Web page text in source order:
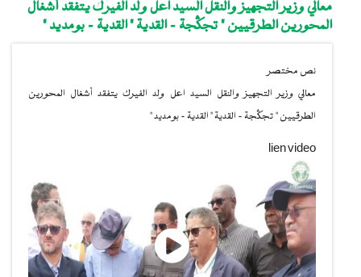
معالي وزير التجهيز والنقل السيد اعل ولد الفيرك يتفقد أشغال
المحورين الطرقيين " تجگجة - القدية " القدية - بومديد "
نص مختصر
معالي وزير التجهيز والنقل السيد اعل ولد الفيرك يتفقد أشغال المحورين
الطرقيين " تجگجة - القدية " القدية - بومديد "
lien video